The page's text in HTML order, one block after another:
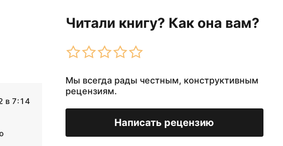
Читали книгу? Как она вам?
Мы всегда рады честным, конструктивным
рецензиям.
Написать рецензию
в 7:14